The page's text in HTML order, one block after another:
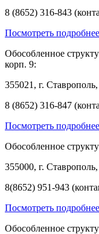
8 (8652) 316-843
Посмотреть подробнее
Обособленное
корп. 9:
355021, г.
8 (8652) 316-847
Посмотреть подробнее
Обособленное
355000, г.
8(8652) 951-943
Посмотреть подробнее
Обособленное